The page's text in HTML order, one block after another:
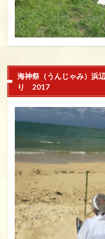
海神祭（うんじゃみ）浜
り 2017